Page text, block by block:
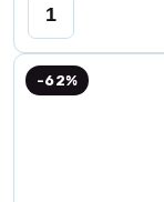
-62%